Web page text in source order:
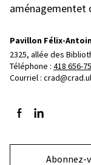
aménagementet
Pavillon Félix-
2325, allée des
Téléphone : 418 656-
Courriel :
Suivez-nous sur
Suivez-nous sur
Abonnez-